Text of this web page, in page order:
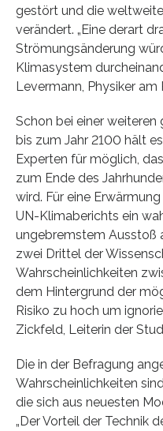
gestört und die
verändert. „Eine derart
Strömungsänderung
Klimasystem
Levermann, Physiker
Schon bei einer weiteren
bis zum Jahr 2100 hält
Experten für möglich,
zum Ende des
wird. Für eine
UN-Klimaberichts ein
ungebremstem Ausstoß
zwei Drittel der
Wahrscheinlichkeiten
dem Hintergrund der
Risiko zu hoch um
Zickfeld, Leiterin der
Die in der Befragung
Wahrscheinlichkeiten
die sich aus neuesten
„Der Vorteil der Technik